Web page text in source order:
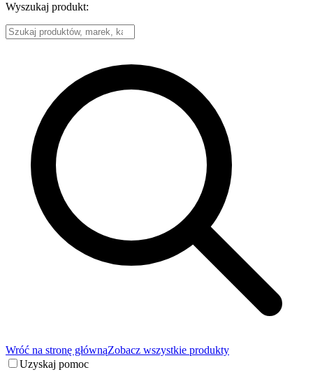
Wyszukaj produkt:
Wróć na stronę głównąZobacz wszystkie produkty
Uzyskaj pomoc